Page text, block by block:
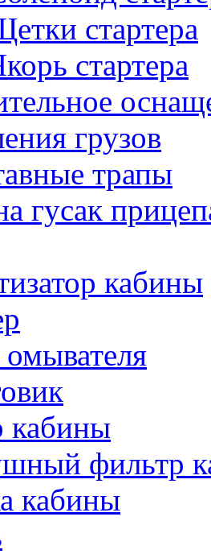
стартера
стартера
грузов
трапы
гусак
кабины
кабины
фильтр
кабины